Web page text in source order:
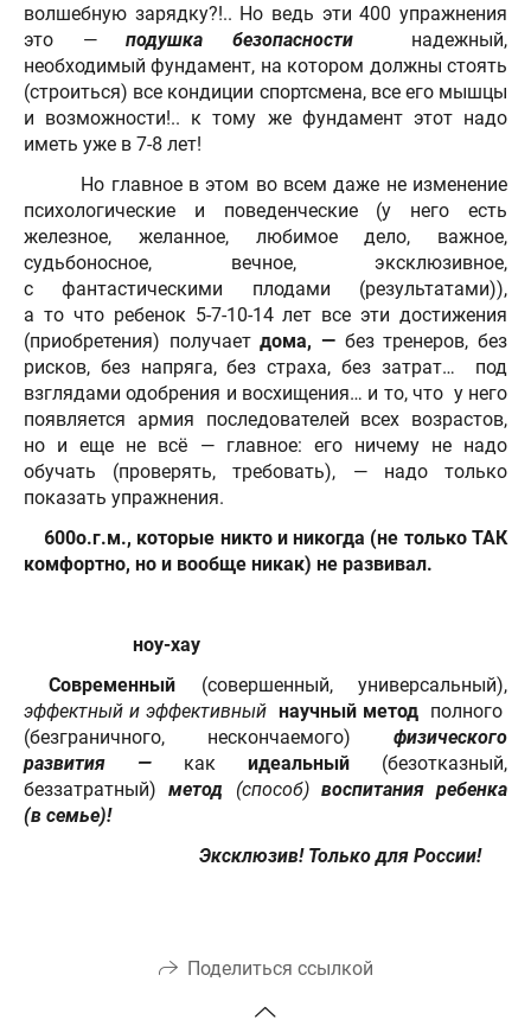
волшебную зарядку?!.. Но ведь эти 400 упражнения
это —подушка безопасностинадежный,
необходимый фундамент, на котором должны стоять
(строиться) все кондиции спортсмена, все его мышцы
и возможности!.. к тому же фундамент этот надо
иметь уже в 7-8 лет!
Но главное в этом во всем даже не изменение
психологические и поведенческие (у него есть
железное, желанное, любимое дело, важное,
судьбоносное, вечное, эксклюзивное,
с фантастическими плодами (результатами)),
а то что ребенок 5-7-10-14 лет все эти достижения
(приобретения) получаетдома, — без тренеров, без
рисков, без напряга, без страха, без затрат… под
взглядами одобрения и восхищения… и то, что у него
появляется армия последователей всех возрастов,
но и еще не всё — главное: его ничему не надо
обучать (проверять, требовать), — надо только
показать упражнения.
600о.г.м., которые никто и никогда (не только ТАК
комфортно, но и вообще никак) не развивал.
ноу-хау
Современный (совершенный, универсальный),
эффектный и эффективный научный метод полного
(безграничного, нескончаемого) физического
развития — как идеальный (безотказный,
беззатратный)метод (способ) воспитания ребенка
(в семье)!
Эксклюзив! Только для России!
Поделиться ссылкой